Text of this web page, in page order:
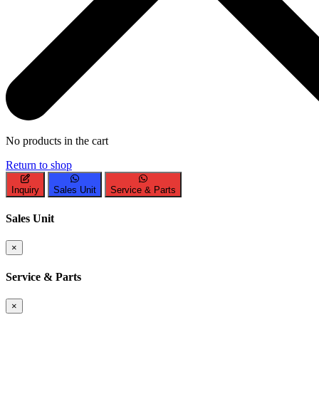
No products in the cart
Return to shop
Inquiry Sales Unit Service & Parts
Sales Unit
×
Service & Parts
×